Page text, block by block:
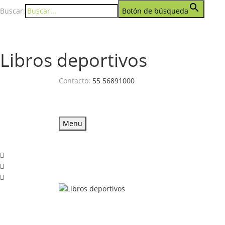
Buscar: Botón de búsqueda
Libros deportivos
Contacto: 55 56891000
Menu